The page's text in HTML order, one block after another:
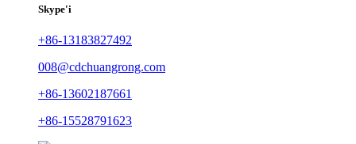
Skype'i
+86-13183827492
008@cdchuangrong.com
+86-13602187661
+86-15528791623